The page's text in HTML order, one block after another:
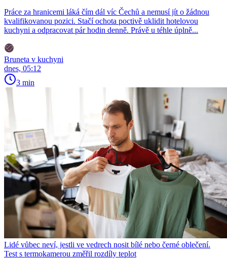
Práce za hranicemi láká čím dál víc Čechů a nemusí jít o žádnou
kvalifikovanou pozici. Stačí ochota poctivě uklidit hotelovou
kuchyni a odpracovat pár hodin denně. Právě u téhle úplně...
Bruneta v kuchyni
dnes, 05:12
3 min
Lidé vůbec neví, jestli ve vedrech nosit bílé nebo černé oblečení.
Test s termokamerou změřil rozdíly teplot